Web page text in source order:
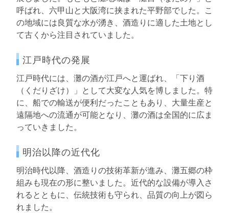
呼ばれ、六甲山と大阪湾に挟まれた平野部でした。こ
の地域には良質な水が湧き、酒造りに適した土地とし
て古くから注目されていました。
江戸時代の発展
江戸時代には、灘の酒が江戸へと運ばれ、「下り酒
（くだりざけ）」として大変な人気を博しました。特
に、船での輸送が便利だったこともあり、大量生産と
遠隔地への流通が可能となり、灘の酒は全国的に広ま
っていきました。
明治以降の近代化
明治時代以降、酒造りの技術革新が進み、灘五郷の枠
組みも現在の形に整いました。近代的な設備が導入さ
れるとともに、伝統技術も守られ、品質の向上が図ら
れました。